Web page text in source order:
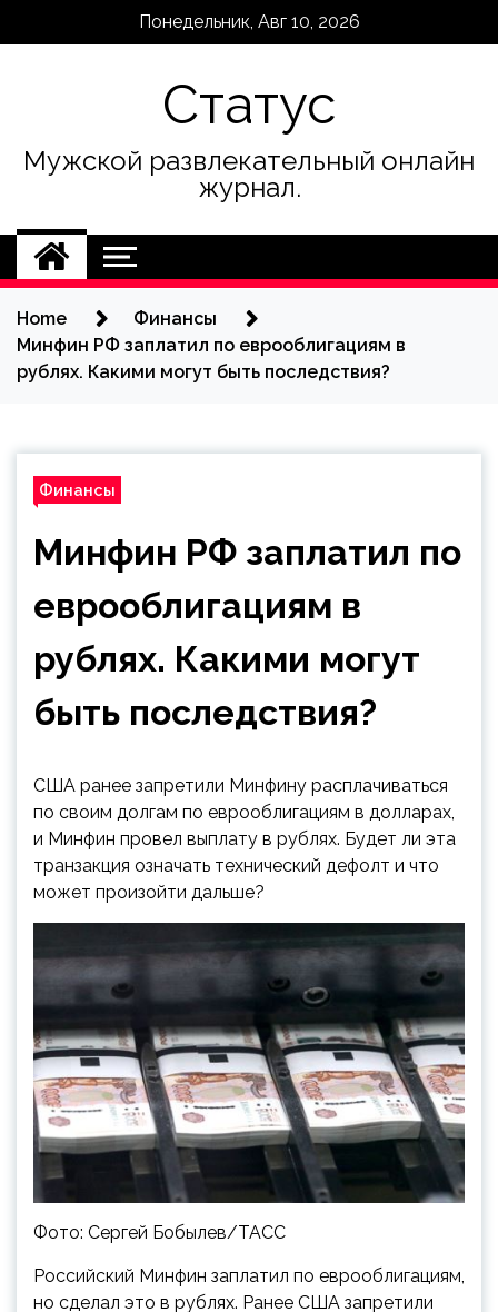
Понедельник, Авг 10, 2026
Статус
Мужской развлекательный онлайн
журнал.
Home
Финансы
Минфин РФ заплатил по еврооблигациям в
рублях. Какими могут быть последствия?
Финансы
Минфин РФ заплатил по
еврооблигациям в
рублях. Какими могут
быть последствия?
США ранее запретили Минфину расплачиваться
по своим долгам по еврооблигациям в долларах,
и Минфин провел выплату в рублях. Будет ли эта
транзакция означать технический дефолт и что
может произойти дальше?
Фото: Сергей Бобылев/ТАСС
Российский Минфин заплатил по еврооблигациям,
но сделал это в рублях. Ранее США запретили